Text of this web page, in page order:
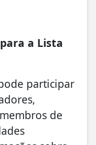
a Lista
participar
de